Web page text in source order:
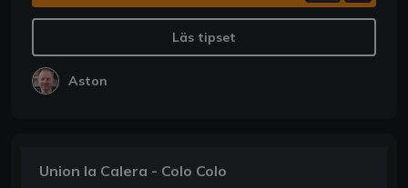
Läs tipset
Aston
Union la Calera - Colo Colo